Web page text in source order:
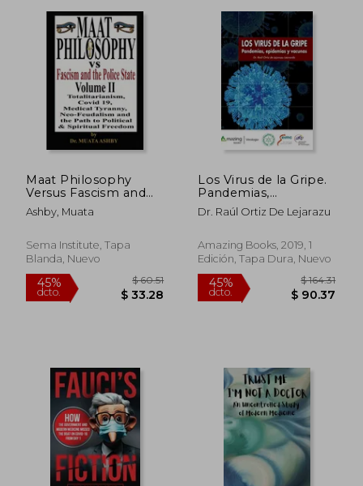
40%
dcto.
45%
dcto.
Maat Philosophy
Versus Fascism and
the Police State Vol. 2
(en Inglés)
Ashby, Muata
Sema Institute, Tapa
Blanda, Nuevo
Los Virus de la Gripe.
Pandemias,
Epidemias y Vacunas
(Virología)
Dr. Raúl Ortiz De Lejarazu
Amazing Books, 2019, 1
Edición, Tapa Dura, Nuevo